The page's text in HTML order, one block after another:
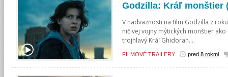
Godzilla: Kráľ monštier
V nadväznosti na film Godzilla z
ničivej vojny mýtických monštier
trojhlavý Kráľ Ghidorah....
FILMOVÉ TRAILERY pred 8 rokmi